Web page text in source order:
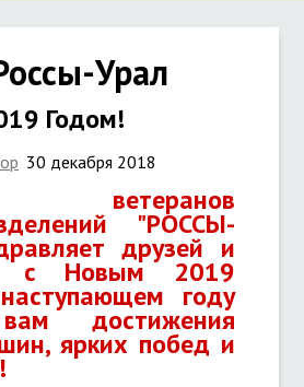
Урал
Годом!
30 декабря 2018
"РОССЫ-
друзей и
с Новым 2019
году
достижения
ярких побед и